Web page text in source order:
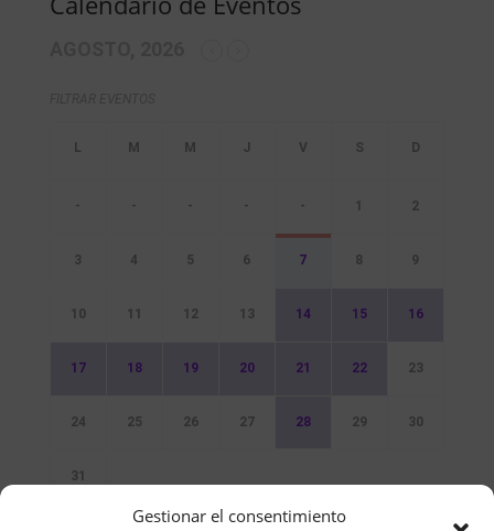
Gestionar el consentimiento
- - - - - 1 2
3 4 5 6 7 8 9
10 11 12 13 14 15 16
17 18 19 20 21 22 23
24 25 26 27 28 29 30
31